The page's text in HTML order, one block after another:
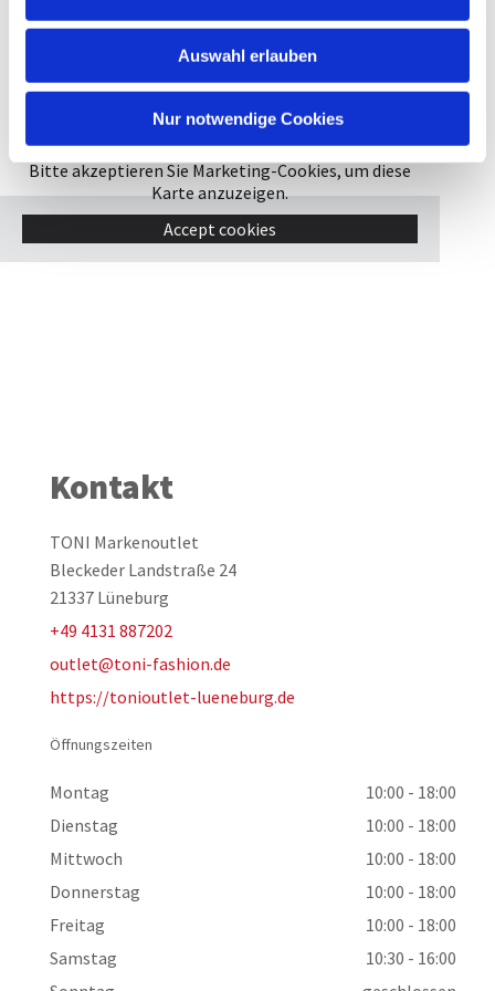
Auswahl erlauben
Nur notwendige Cookies
Bitte akzeptieren Sie Marketing-Cookies, um diese
Karte anzuzeigen.
Accept cookies
Kontakt
TONI Markenoutlet
Bleckeder Landstraße 24
21337 Lüneburg
+49 4131 887202
outlet@toni-fashion.de
https://tonioutlet-lueneburg.de
Öffnungszeiten
Montag
10:00 - 18:00
Dienstag
10:00 - 18:00
Mittwoch
10:00 - 18:00
Donnerstag
10:00 - 18:00
Freitag
10:00 - 18:00
Samstag
10:30 - 16:00